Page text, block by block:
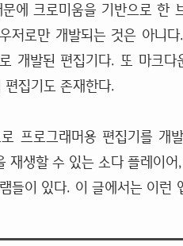
에 크로미움을 기반으로 한
저로만 개발되는 것은 아니
개발된 편집기다. 또 마크다
집기도 존재한다.
프로그래머용 편집기를 개
재생할 수 있는 소다 플레이어
들이 있다. 이 글에서는 이런